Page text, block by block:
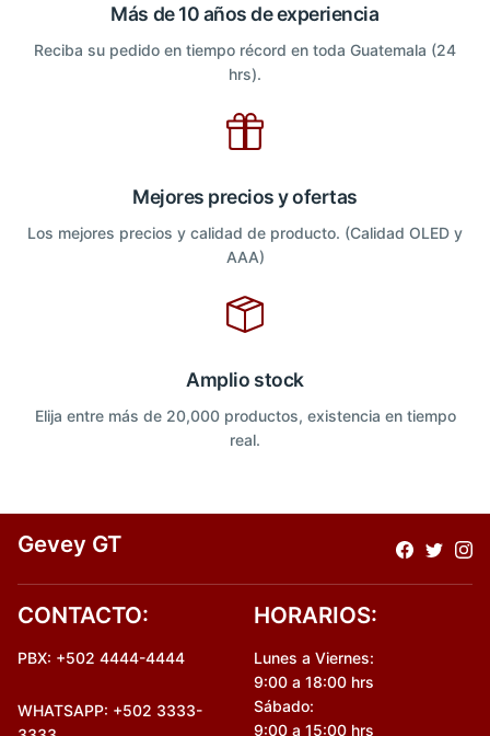
Más de 10 años de experiencia
Reciba su pedido en tiempo récord en toda Guatemala (24
hrs).
Mejores precios y ofertas
Los mejores precios y calidad de producto. (Calidad OLED y
AAA)
Amplio stock
Elija entre más de 20,000 productos, existencia en tiempo
real.
Gevey GT
CONTACTO:
PBX: +502 4444-4444
WHATSAPP: +502 3333-
HORARIOS:
Lunes a Viernes:
9:00 a 18:00 hrs
Sábado:
9:00 a 15:00 hrs